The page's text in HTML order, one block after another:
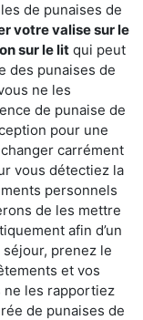
de punaises de
votre valise sur le
sur le lit qui peut
des punaises de
ne les
de punaise de
pour une
carrément
vous détectiez la
personnels
de les mettre
afin d’un
prenez le
et vos
ne les rapportiez
de punaises de